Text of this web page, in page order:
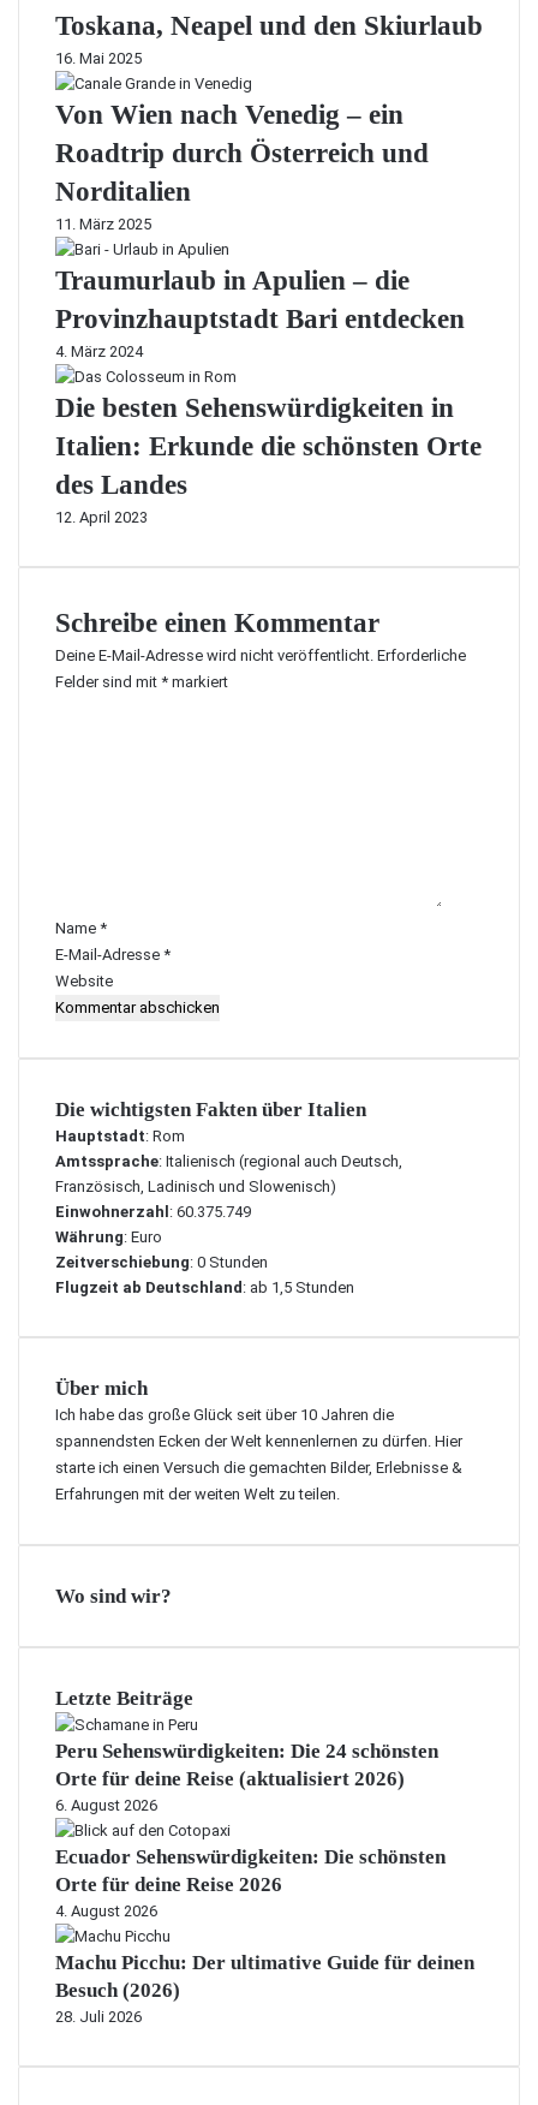
Toskana, Neapel und den Skiurlaub
16. Mai 2025
Von Wien nach Venedig – ein
Roadtrip durch Österreich und
Norditalien
11. März 2025
Traumurlaub in Apulien – die
Provinzhauptstadt Bari entdecken
4. März 2024
Die besten Sehenswürdigkeiten in
Italien: Erkunde die schönsten Orte
des Landes
12. April 2023
Schreibe einen Kommentar
Deine E-Mail-Adresse wird nicht veröffentlicht. Erforderliche
Felder sind mit * markiert
r
*
Name *
E-Mail-Adresse *
Website
Die wichtigsten Fakten über Italien
Hauptstadt: Rom
Amtssprache: Italienisch (regional auch Deutsch,
Französisch, Ladinisch und Slowenisch)
Einwohnerzahl : 60.375.749
Währung: Euro
Zeitverschiebung: 0 Stunden
Flugzeit ab Deutschland : ab 1,5 Stunden
Über mich
Ich habe das große Glück seit über 10 Jahren die
spannendsten Ecken der Welt kennenlernen zu dürfen. Hier
starte ich einen Versuch die gemachten Bilder, Erlebnisse &
Erfahrungen mit der weiten Welt zu teilen.
Wo sind wir?
Letzte Beiträge
Peru Sehenswürdigkeiten: Die 24 schönsten
Orte für deine Reise (aktualisiert 2026)
6. August 2026
Ecuador Sehenswürdigkeiten: Die schönsten
Orte für deine Reise 2026
4. August 2026
Machu Picchu: Der ultimative Guide für deinen
Besuch (2026)
28. Juli 2026